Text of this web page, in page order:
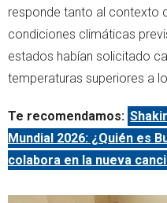
responde tanto al contexto
condiciones climáticas
estados habían solicitado
temperaturas superiores a
Te recomendamos:
Mundial 2026: ¿Quién es
colabora en la nueva